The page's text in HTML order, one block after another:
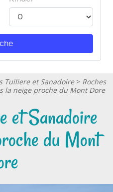
Tuiliere et Sanadoire> Roches
la neige proche du Mont Dore
et Sanadoire
du Mont